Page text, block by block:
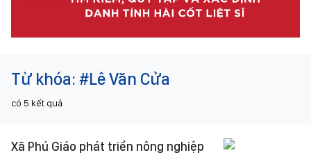
Từ khóa: #Lê Văn Cửa
có 5 kết quả
Xã Phú Giáo phát triển nông nghiệp